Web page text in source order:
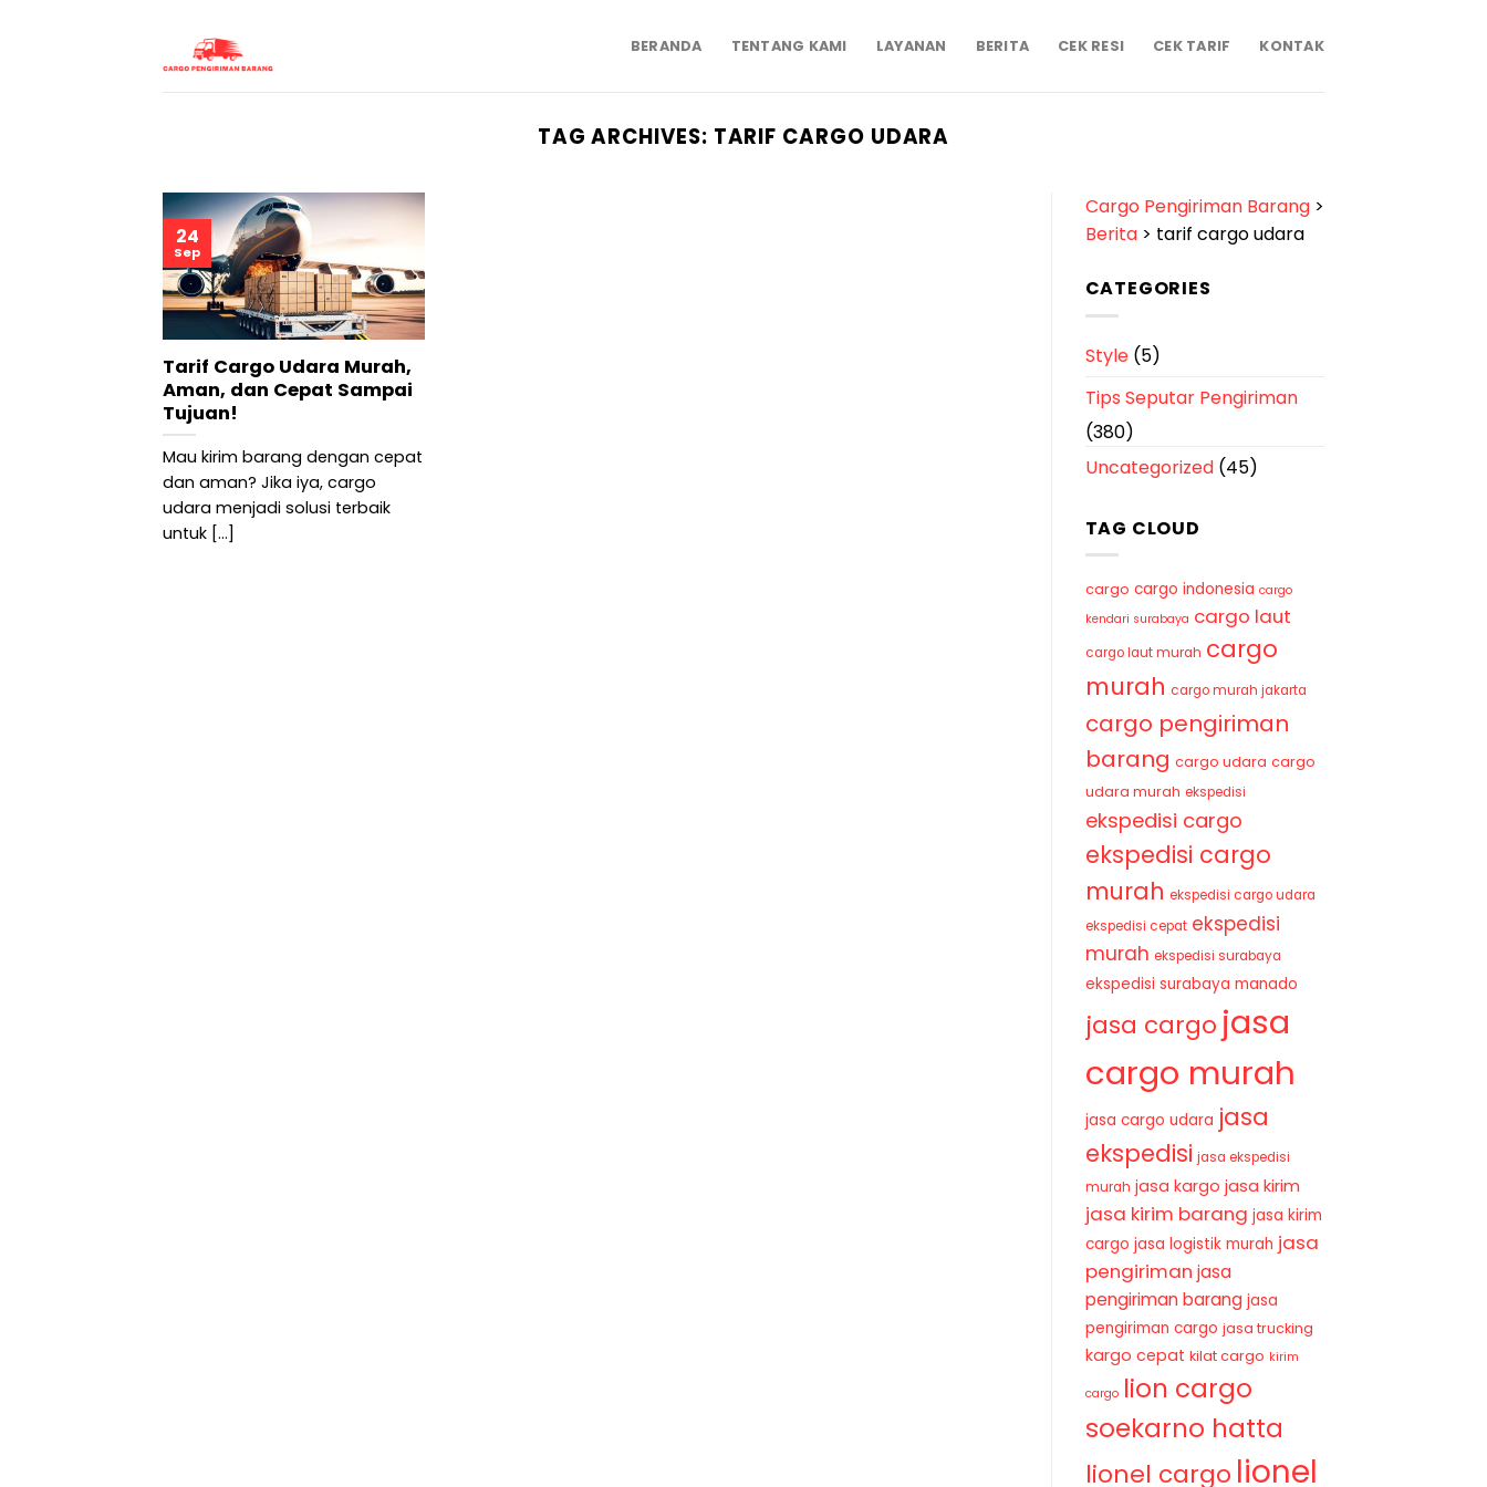
BERANDA TENTANG KAMI LAYANAN BERITA CEK RESI CEK TARIF KONTAK
TAG ARCHIVES: TARIF CARGO UDARA
Tarif Cargo Udara Murah,
Aman, dan Cepat Sampai
Tujuan!
Mau kirim barang dengan cepat
dan aman? Jika iya, cargo
udara menjadi solusi terbaik
untuk [...]
24
Sep
Cargo Pengiriman Barang>
Berita> tarif cargo udara
CATEGORIES
Style(5)
Tips Seputar Pengiriman
(380)
Uncategorized(45)
TAG CLOUD
cargo cargo indonesia cargo
kendari surabaya cargo laut
cargo laut murah cargo
murah cargo murah jakarta
cargo pengiriman
barang cargo udara cargo
udara murah ekspedisi
ekspedisi cargo
ekspedisi cargo
murah ekspedisi cargo udara
ekspedisi cepat ekspedisi
murah ekspedisi surabaya
ekspedisi surabaya manado
jasa cargo jasa
cargo murah
jasa cargo udara jasa
ekspedisi jasa ekspedisi
murah jasa kargo jasa kirim
jasa kirim barang jasa kirim
cargo jasa logistik murah jasa
pengiriman jasa
pengiriman barang jasa
pengiriman cargo jasa trucking
kargo cepat kilat cargo kirim
cargo lion cargo
soekarno hatta
lionel cargo lionel